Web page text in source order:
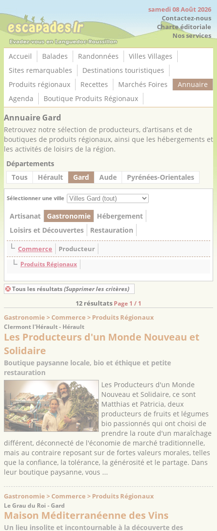
samedi 08 Août 2026
Contactez-nous
Charte éditoriale
Nos services
Accueil Balades Randonnées
Villes Villages
Sites remarquables
Destinations touristiques
Produits régionaux
Recettes Marchés Foires
Annuaire
Agenda
Boutique Produits Régionaux
Annuaire Gard
Retrouvez notre sélection de producteurs, d’artisans et de
boutiques de produits régionaux, ainsi que les hébergements et
les activités de loisirs de la région.
Départements
Tous
Hérault Gard Aude Pyrénées-Orientales
Sélectionner une ville
Artisanat Gastronomie
Hébergement
Loisirs et Découvertes
Restauration
Commerce Producteur
Produits Régionaux
Tous les résultats (Supprimer les critères)
12 résultats Page 1 / 1
Gastronomie > Commerce > Produits Régionaux
Clermont l'Hérault - Hérault
Les Producteurs d'un Monde Nouveau et
Solidaire
Boutique paysanne locale, bio et éthique et petite
restauration
Les Producteurs d'un Monde
Nouveau et Solidaire, ce sont
Matthias et Patricia, deux
producteurs de fruits et légumes
bio passionnés qui ont choisi de
prendre la route d'un maraîchage
différent, déconnecté de l'économie de marché traditionnelle,
mais au contraire reposant sur de fortes valeurs morales, telles
que la confiance, la tolérance, la générosité et le partage. Dans
leur boutique paysanne, vous ...
Gastronomie > Commerce > Produits Régionaux
Le Grau du Roi - Gard
Maison Méditerranéenne des Vins
Un lieu insolite et incontournable à la découverte des